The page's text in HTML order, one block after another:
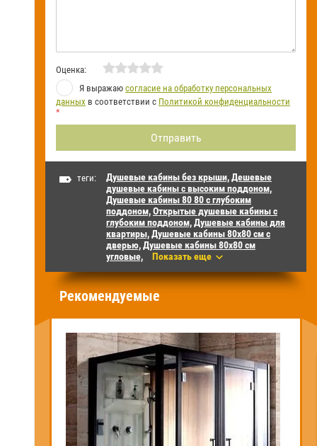
Оценка:
Я выражаю согласие на обработку персональных
данных в соответствии с Политикой конфиденциальности
*
теги: Душевые кабины без крыши,Дешевые
душевые кабины с высоким поддоном,
Душевые кабины 80 80 с глубоким
поддоном,Открытые душевые кабины с
глубоким поддоном,Душевые кабины для
квартиры,Душевые кабины 80х80 см с
дверью,Душевые кабины 80х80 см
угловые,
Показать еще
Рекомендуемые